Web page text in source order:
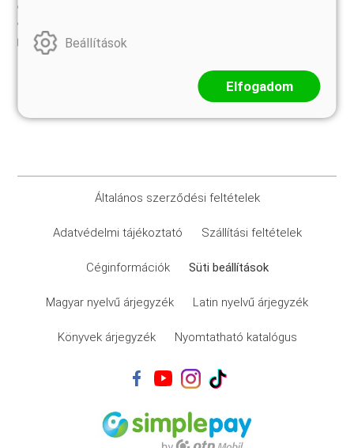
Általános szerződési feltételek
Adatvédelmi tájékoztató Szállítási feltételek
Céginformációk Süti beállítások
Magyar nyelvű árjegyzék Latin nyelvű árjegyzék
Könyvek árjegyzék Nyomtatható katalógus
Beállítások
Elfogadom